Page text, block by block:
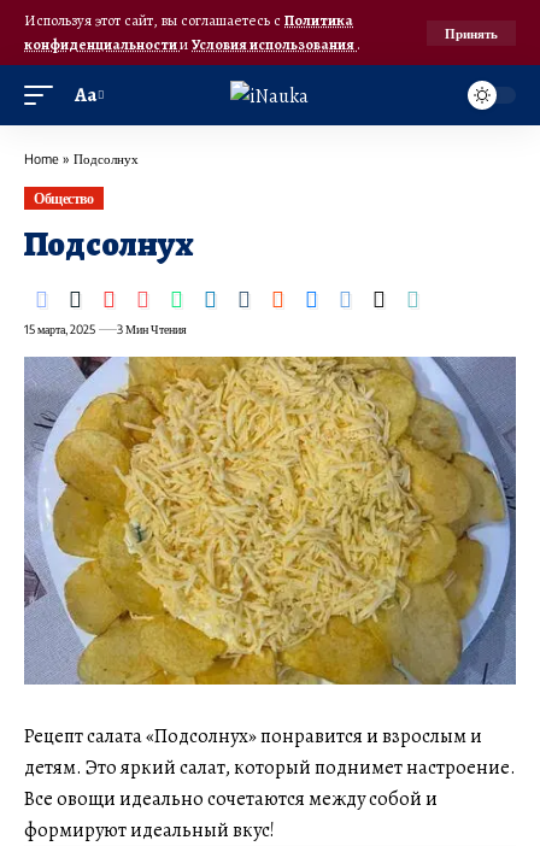
Используя этот сайт, вы соглашаетесь с Политика
конфиденциальностииУсловия использования.
Принять
Аа
Home » Подсолнух
Общество
Подсолнух
15 марта, 2025 3 Мин Чтения
Рецепт салата «Подсолнух» понравится и взрослым и
детям. Это яркий салат, который поднимет настроение.
Все овощи идеально сочетаются между собой и
формируют идеальный вкус!